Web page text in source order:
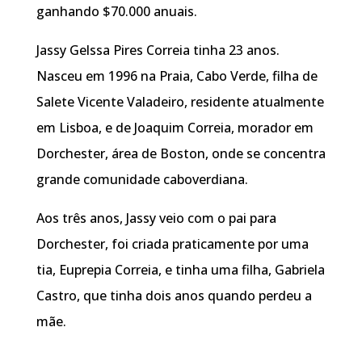
ganhando $70.000 anuais.
Jassy Gelssa Pires Correia tinha 23 anos.
Nasceu em 1996 na Praia, Cabo Verde, filha de
Salete Vicente Valadeiro, residente atualmente
em Lisboa, e de Joaquim Correia, morador em
Dorchester, área de Boston, onde se concentra
grande comunidade caboverdiana.
Aos três anos, Jassy veio com o pai para
Dorchester, foi criada praticamente por uma
tia, Euprepia Correia, e tinha uma filha, Gabriela
Castro, que tinha dois anos quando perdeu a
mãe.